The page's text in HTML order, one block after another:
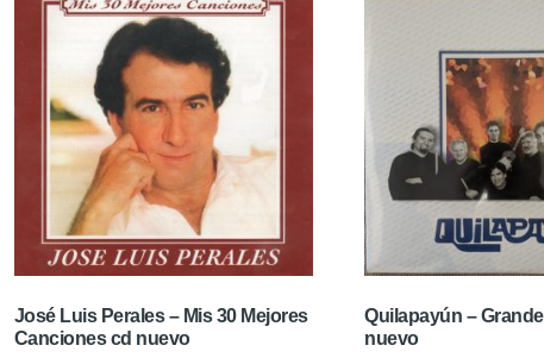
José Luis Perales – Mis 30 Mejores
Canciones cd nuevo
Quilapayún –
nuevo